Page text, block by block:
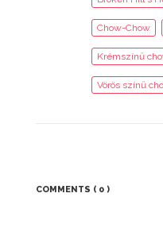
Chow-Chow
Krémszínű
Vörös színű
COMMENTS ( 0 )